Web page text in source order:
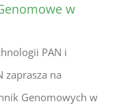
w
PAN i
zaprasza na
Genomowych w